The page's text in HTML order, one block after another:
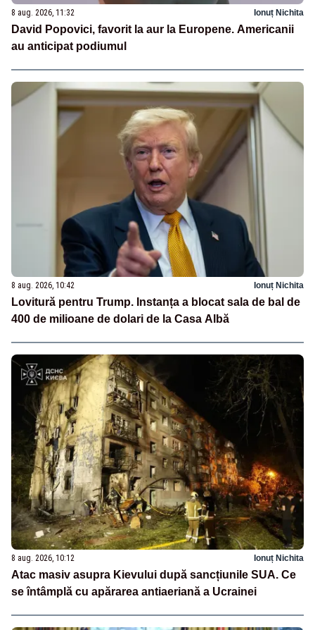
8 aug. 2026, 11:32 Ionuț Nichita
David Popovici, favorit la aur la Europene. Americanii
au anticipat podiumul
8 aug. 2026, 10:42 Ionuț Nichita
Lovitură pentru Trump. Instanța a blocat sala de bal de
400 de milioane de dolari de la Casa Albă
8 aug. 2026, 10:12 Ionuț Nichita
Atac masiv asupra Kievului după sancțiunile SUA. Ce
se întâmplă cu apărarea antiaeriană a Ucrainei